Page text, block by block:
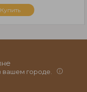
Купить
вашем городе.